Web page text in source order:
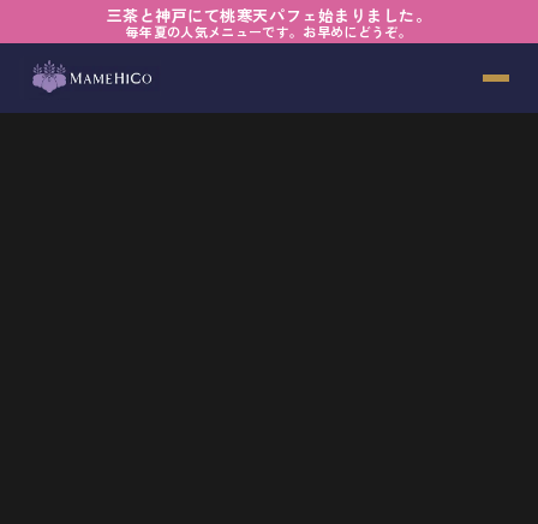
三茶と神戸にて桃寒天パフェ始まりました。
毎年夏の人気メニューです。お早めにどうぞ。